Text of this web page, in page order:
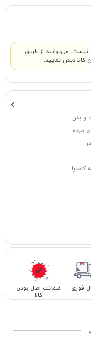
نیست. می‌توانید از طریق
کالا دیدن نمایید.
و بدن
مرده
فوری
ضمانت اصل بودن
کالا